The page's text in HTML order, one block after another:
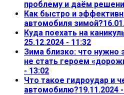
проблему и даём
Как быстро и
автомобиля зимой?
Куда поехать на
25.12.2024 - 11:32
Зима близко: что нужно
не стать героем
- 13:02
Что такое гидроудар и
автомобилю?19.11.2024